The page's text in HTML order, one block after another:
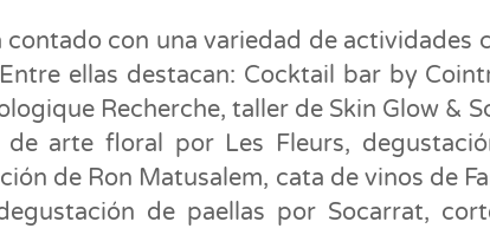
con una variedad de actividades
ellas destacan: Cocktail bar by
Recherche, taller de Skin Glow &
arte floral por Les Fleurs,
de Ron Matusalem, cata de vinos de
de paellas por Socarrat,